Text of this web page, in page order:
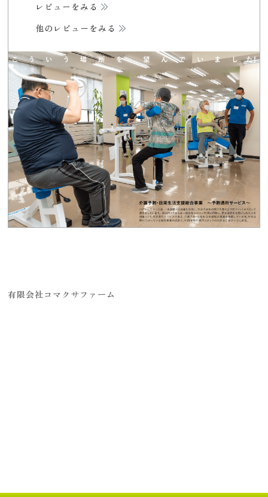
レビューをみる
他のレビューをみる
有限会社コマクサファーム